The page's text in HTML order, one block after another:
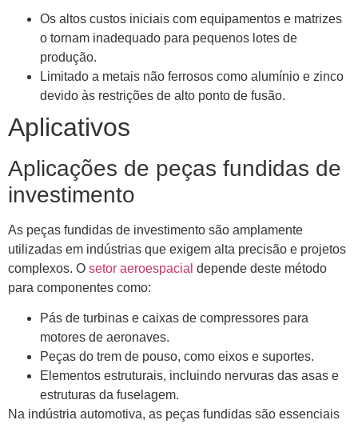
Os altos custos iniciais com equipamentos e matrizes
o tornam inadequado para pequenos lotes de
produção.
Limitado a metais não ferrosos como alumínio e zinco
devido às restrições de alto ponto de fusão.
Aplicativos
Aplicações de peças fundidas de
investimento
As peças fundidas de investimento são amplamente
utilizadas em indústrias que exigem alta precisão e projetos
complexos. O setor aeroespacial depende deste método
para componentes como:
Pás de turbinas e caixas de compressores para
motores de aeronaves.
Peças do trem de pouso, como eixos e suportes.
Elementos estruturais, incluindo nervuras das asas e
estruturas da fuselagem.
Na indústria automotiva, as peças fundidas são essenciais